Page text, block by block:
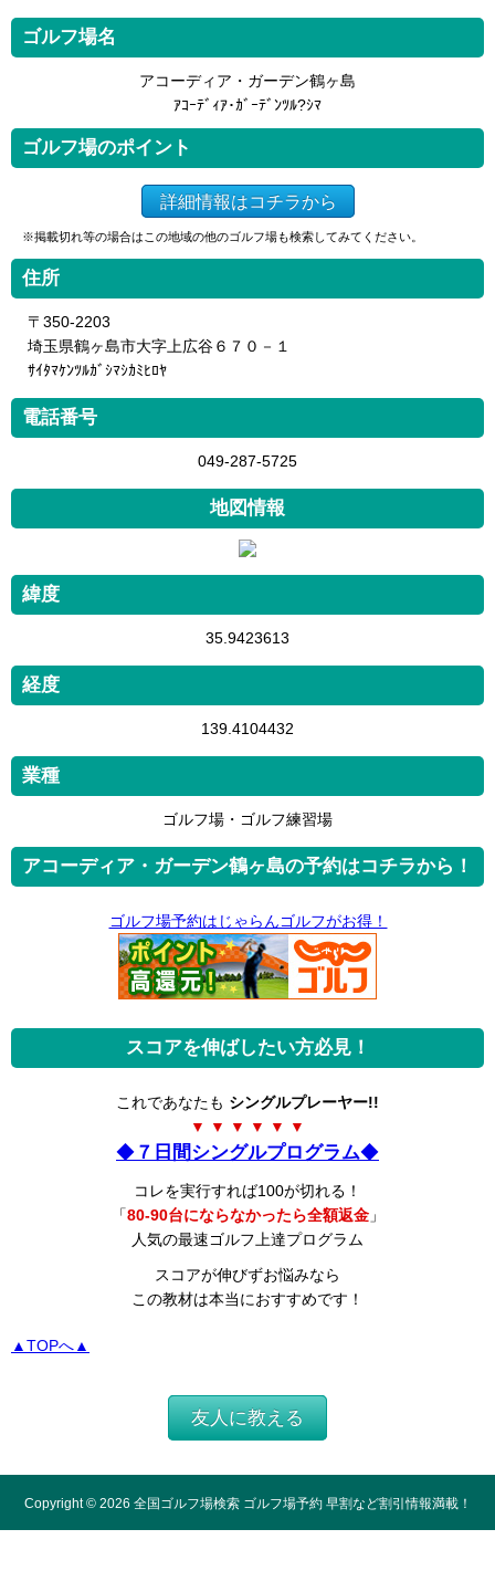
ゴルフ場名
アコーディア・ガーデン鶴ヶ島
ｱｺｰﾃﾞｨｱ･ｶﾞｰﾃﾞﾝﾂﾙ?ｼﾏ
ゴルフ場のポイント
詳細情報はコチラから
※掲載切れ等の場合はこの地域の他のゴルフ場も検索してみてください。
住所
〒350-2203
埼玉県鶴ヶ島市大字上広谷６７０－１
ｻｲﾀﾏｹﾝﾂﾙｶﾞｼﾏｼｶﾐﾋﾛﾔ
電話番号
049-287-5725
地図情報
緯度
35.9423613
経度
139.4104432
業種
ゴルフ場・ゴルフ練習場
アコーディア・ガーデン鶴ヶ島の予約はコチラから！
ゴルフ場予約はじゃらんゴルフがお得！
スコアを伸ばしたい方必見！
これであなたも シングルプレーヤー!!
▼ ▼ ▼ ▼ ▼ ▼
◆ ７日間シングルプログラム◆
コレを実行すれば100が切れる！
「80-90台にならなかったら全額返金」
人気の最速ゴルフ上達プログラム
スコアが伸びずお悩みなら
この教材は本当におすすめです！
▲TOPへ▲
友人に教える
Copyright © 2026 全国ゴルフ場検索 ゴルフ場予約 早割など割引情報満載！